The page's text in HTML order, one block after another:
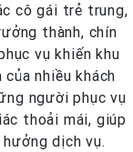
cô gái trẻ trung,
thành, chín
vụ khiến khu
nhiều khách
người phục vụ
thoải mái, giúp
dịch vụ.